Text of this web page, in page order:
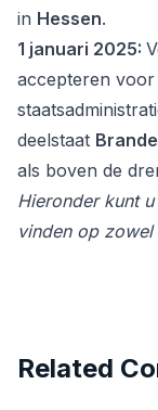
in Hessen.
1 januari 2025:
accepteren
deelstaat
als boven de
Hieronder kunt
vinden op zowel
Related